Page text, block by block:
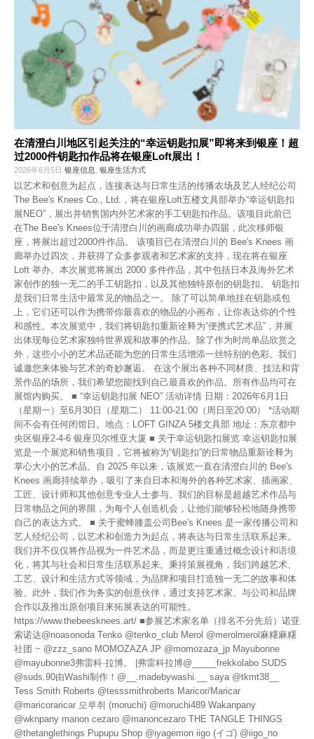
在清澄白川地区引起关注的“幸运钥匙扣展”即将来到银座！超
过2000件钥匙扣作品将在银座Loft展出！
2026年6月5日 银座信息 银座生活方式
以艺术和创意为起点，连接表达与日常生活的传播农场及艺人经纪公司
The Bee's Knees Co., Ltd.，将在银座Loft五楼文具部举办“幸运钥匙扣
展NEO”，展出并销售国内外艺术家的手工钥匙扣作品。该项目此前已
在The Bee's Knees位于清澄白川的画廊成功举办四届，此次移师银
座，将展出超过2000件作品。 该项目已在清澄白川的 Bee's Knees 画
廊举办过四次，并获得了众多参观者和艺术家的支持，现在将在银座
Loft 举办。本次展览将展出 2000 多件作品，其中包括日本及海外艺术
家创作的独一无二的手工钥匙扣，以及其他独特原创的钥匙扣。 钥匙扣
是我们日常生活中最常见的物品之一。 除了可以简单地挂在钥匙或包
上，它们还可以作为携带你最喜欢的物品的小画布，让你表达你的个性
和感性。本次展览中，我们将钥匙扣重新诠释为“便携式艺术品”，并展
出体现每位艺术家独特世界观和故事的作品。除了作为时尚单品欣赏之
外，这些小小的艺术品还能为您的日常生活增添一丝特别的色彩。我们
诚邀您来体验与艺术的奇妙邂逅。 在这个展出各种不同材质、技法和背
景作品的场所，我们希望您能找到自己最喜欢的作品。所有作品均可在
展馆内购买。 ■ “幸运钥匙扣展 NEO” 活动详情 日期：2026年6月1日
（星期一）至6月30日（星期二） 11:00-21:00（周日至20:00） *活动期
间不会有任何闭馆日。地点：LOFT GINZA 5楼文具部 地址：东京都中
央区银座2-4-6 银座贝尔维亚大厦 ■ 关于幸运钥匙扣展览 幸运钥匙扣展
览是一个展览和销售项目，它将被称为“钥匙扣”的日常物品重新诠释为
掌心大小的艺术品。自 2025 年以来，该展览一直在清澄白川的 Bee's
Knees 画廊持续举办，吸引了来自日本和海外的各种艺术家、插画家、
工匠、设计师和其他创意专业人士参与。我们的目标是超越艺术作品与
日常物品之间的界限，为每个人创造机会，让他们能够轻松地随身携带
自己的表达方式。 ■ 关于蜜蜂膝盖公司Bee's Knees 是一家传播公司和
艺人经纪公司，以艺术和创造力为起点，将表达与日常生活联系起来。
我们并不仅仅将作品视为一件艺术品，而是更注重通过概念设计和语境
化，将其与社会和日常生活联系起来。秉持策展视角，我们跨越艺术、
工艺、设计和生活方式等领域，为品牌和项目打造独一无二的故事和体
验。此外，我们作为务实的创意伙伴，通过支持艺术家、与公司和品牌
合作以及推出原创项目来拓展表达的可能性。
https://www.thebeesknees.art/ ■参展艺术家名单（排名不分先后）诺亚
索诺达@noasonoda Tenko @tenko_club Merol @merolmerol麻糬麻糬
社团 ~ @zzz_sano MOMOZAZA JP @momozaza_jp Mayubonne
@mayubonne3弗雷科·拉博。 |弗雷科拉博@_____frekkolabo SUDS
@suds.90由Washi制作！@__.madebywashi.__ saya @tkmt38__
Tess Smith Roberts @tesssmithroberts Maricor/Maricar
@maricoraricar 모루취 (moruchi) @moruchi489 Wakanpany
@wknpany manon cezaro @manoncezaro THE TANGLE THINGS
@thetanglethings Pupupu Shop @iyagemon iigo (イゴ) @iigo_no